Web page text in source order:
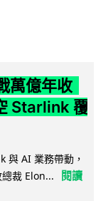
萬億年收
Starlink 覆
與 AI 業務帶動，
裁 Elon...
閱讀